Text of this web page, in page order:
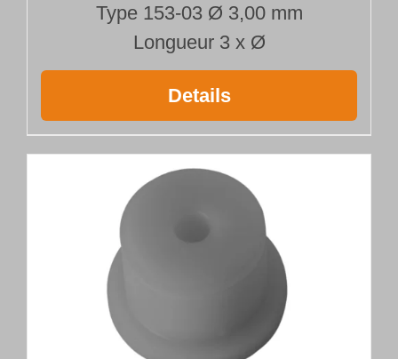
Type 153-03 Ø 3,00 mm
Longueur 3 x Ø
Details